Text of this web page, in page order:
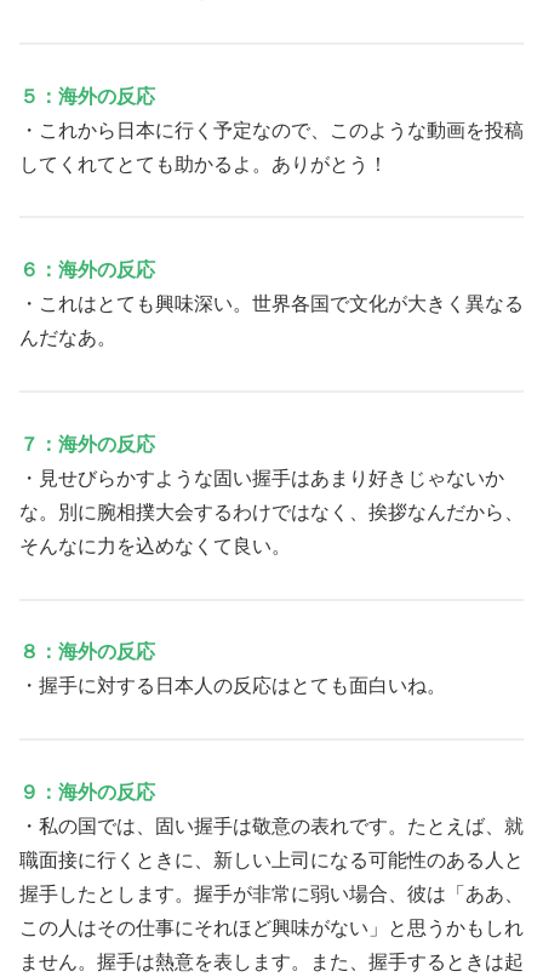
５：海外の反応
・これから日本に行く予定なので、このような動画を投稿
してくれてとても助かるよ。ありがとう！
６：海外の反応
・これはとても興味深い。世界各国で文化が大きく異なる
んだなあ。
７：海外の反応
・見せびらかすような固い握手はあまり好きじゃないか
な。別に腕相撲大会するわけではなく、挨拶なんだから、
そんなに力を込めなくて良い。
８：海外の反応
・握手に対する日本人の反応はとても面白いね。
９：海外の反応
・私の国では、固い握手は敬意の表れです。たとえば、就
職面接に行くときに、新しい上司になる可能性のある人と
握手したとします。握手が非常に弱い場合、彼は「ああ、
この人はその仕事にそれほど興味がない」と思うかもしれ
ません。握手は熱意を表します。また、握手するときは起